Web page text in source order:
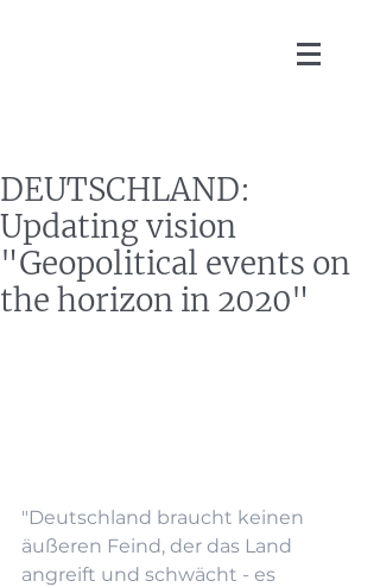
DEUTSCHLAND:
Updating vision
"Geopolitical events on
the horizon in 2020"
"Deutschland braucht keinen
äußeren Feind, der das Land
angreift und schwächt - es